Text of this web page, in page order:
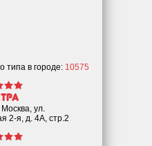
типа в городе: 10575
ул.
2-я, д. 4А, стр.2